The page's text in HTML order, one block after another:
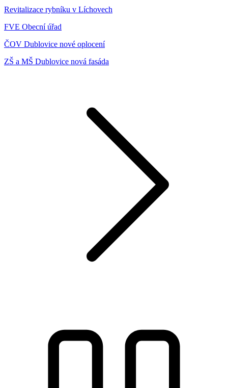
Revitalizace rybníku v Líchovech
FVE Obecní úřad
ČOV Dublovice nové oplocení
ZŠ a MŠ Dublovice nová fasáda